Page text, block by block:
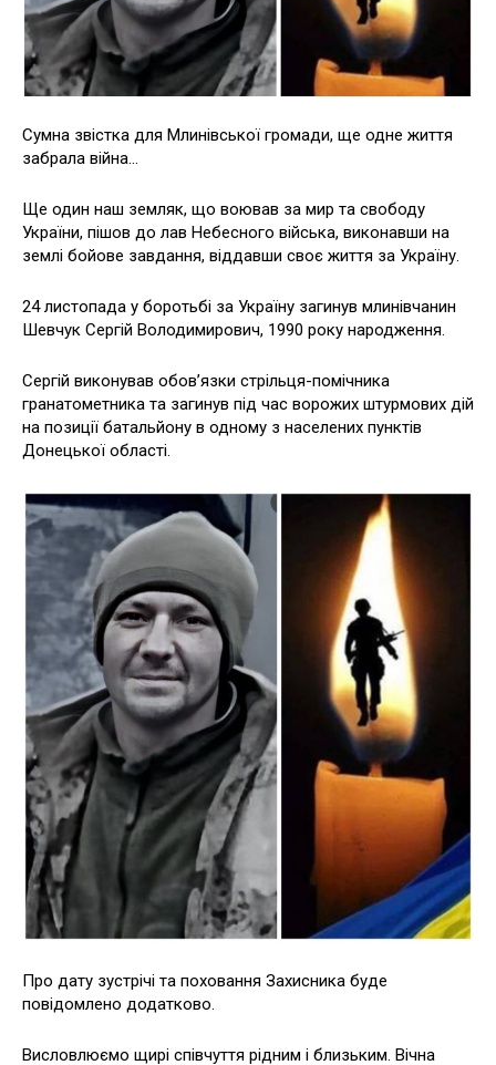
Сумна звістка для Млинівської громади, ще одне життя
забрала війна…
Ще один наш земляк, що воював за мир та свободу
України, пішов до лав Небесного війська, виконавши на
землі бойове завдання, віддавши своє життя за Україну.
24 листопада у боротьбі за Україну загинув млинівчанин
Шевчук Сергій Володимирович, 1990 року народження.
Сергій виконував обов’язки стрільця-помічника
гранатометника та загинув під час ворожих штурмових дій
на позиції батальйону в одному з населених пунктів
Донецької області.
Про дату зустрічі та поховання Захисника буде
повідомлено додатково.
Висловлюємо щирі співчуття рідним і близьким. Вічна